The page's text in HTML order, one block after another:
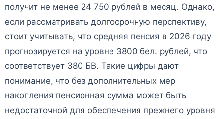
получит не менее 24 750 рублей в месяц. Однако,
если рассматривать долгосрочную перспективу,
стоит учитывать, что средняя пенсия в 2026 году
прогнозируется на уровне 3800 бел. рублей, что
соответствует 380 БВ. Такие цифры дают
понимание, что без дополнительных мер
накопления пенсионная сумма может быть
недостаточной для обеспечения прежнего уровня